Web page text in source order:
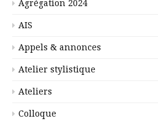
Agrégation 2024
AIS
Appels & annonces
Atelier stylistique
Ateliers
Colloque